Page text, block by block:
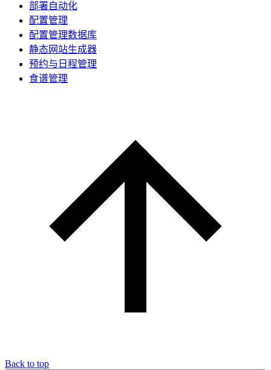
部署自动化
配置管理
配置管理数据库
静态网站生成器
预约与日程管理
食谱管理
Back to top